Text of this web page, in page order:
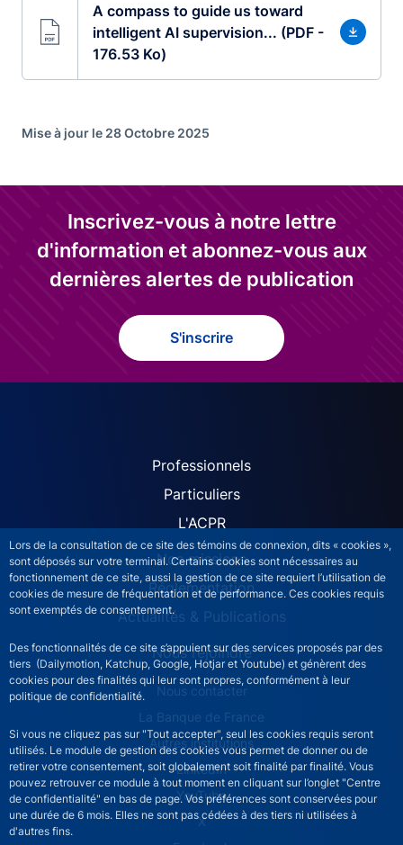
Lors de la consultation de ce site des témoins de connexion, dits « cookies »,
sont déposés sur votre terminal. Certains cookies sont nécessaires au
fonctionnement de ce site, aussi la gestion de ce site requiert l’utilisation de
cookies de mesure de fréquentation et de performance. Ces cookies requis
sont exemptés de consentement.
Des fonctionnalités de ce site s’appuient sur des services proposés par des
tiers (Dailymotion, Katchup, Google, Hotjar et Youtube) et génèrent des
cookies pour des finalités qui leur sont propres, conformément à leur
politique de confidentialité.
Si vous ne cliquez pas sur "Tout accepter", seul les cookies requis seront
utilisés. Le module de gestion des cookies vous permet de donner ou de
retirer votre consentement, soit globalement soit finalité par finalité. Vous
pouvez retrouver ce module à tout moment en cliquant sur l’onglet "Centre
de confidentialité" en bas de page. Vos préférences sont conservées pour
une durée de 6 mois. Elles ne sont pas cédées à des tiers ni utilisées à
d'autres fins.
A compass to guide us toward
intelligent AI supervision... (PDF -
176.53 Ko)
Mise à jour le 28 Octobre 2025
Inscrivez-vous à notre lettre
d'information et abonnez-vous aux
dernières alertes de publication
S'inscrire
ACPR site navigation
Professionnels
Particuliers
L'ACPR
Nos missions
Réglementation
Actualités & Publications
Nous rejoindre
ACPR footer secondary menu (French)
Nous contacter
La Banque de France
Autres institutions
LinkedIn
YouTube
X